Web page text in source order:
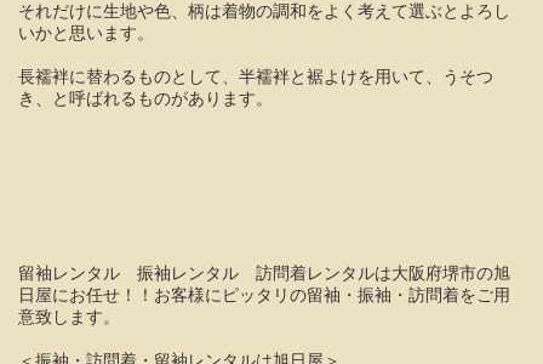
それだけに生地や色、柄は着物の調和をよく考えて選ぶとよろし
いかと思います。
長襦袢に替わるものとして、半襦袢と裾よけを用いて、うそつ
き、と呼ばれるものがあります。
留袖レンタル 振袖レンタル 訪問着レンタルは大阪府堺市の旭
日屋にお任せ！！お客様にピッタリの留袖・振袖・訪問着をご用
意致します。